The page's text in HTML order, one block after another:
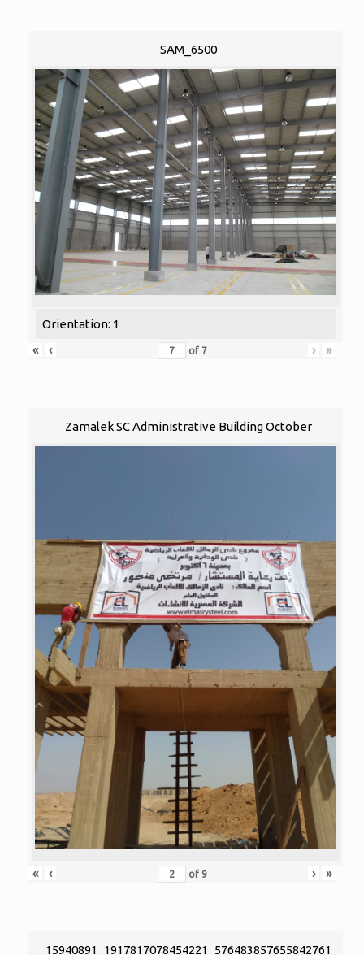
SAM_6500
Orientation: 1
«
‹ of 7 › »
Zamalek SC Administrative Building October
« ‹ of 9 › »
15940891_1917817078454221_576483857655842761